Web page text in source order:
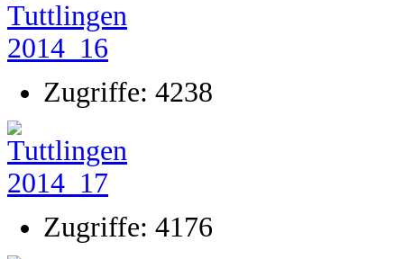
Zugriffe: 4238
Zugriffe: 4176